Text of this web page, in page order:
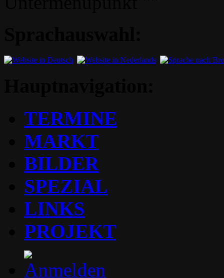
TERMINE
MARKT
BILDER
SPEZIAL
LINKS
PROJEKT